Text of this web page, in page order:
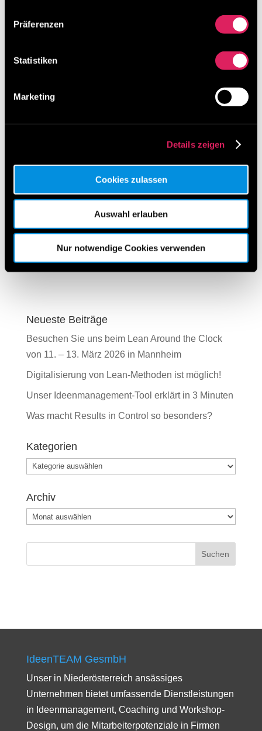
Präferenzen
Statistiken
Marketing
Details zeigen
Cookies zulassen
Auswahl erlauben
Nur notwendige Cookies verwenden
←Keynote beim FH St. Pölten Abschlussfest
Digitales 5S Begehungsmodul
Neueste Beiträge
Besuchen Sie uns beim Lean Around the Clock
von 11. – 13. März 2026 in Mannheim
Digitalisierung von Lean-Methoden ist möglich!
Unser Ideenmanagement-Tool erklärt in 3 Minuten
Was macht Results in Control so besonders?
Kategorien
Kategorien
Archiv
Archiv
IdeenTEAM GesmbH
Unser in Niederösterreich ansässiges
Unternehmen bietet umfassende Dienstleistungen
in Ideenmanagement, Coaching und Workshop-
Design, um die Mitarbeiterpotenziale in Firmen